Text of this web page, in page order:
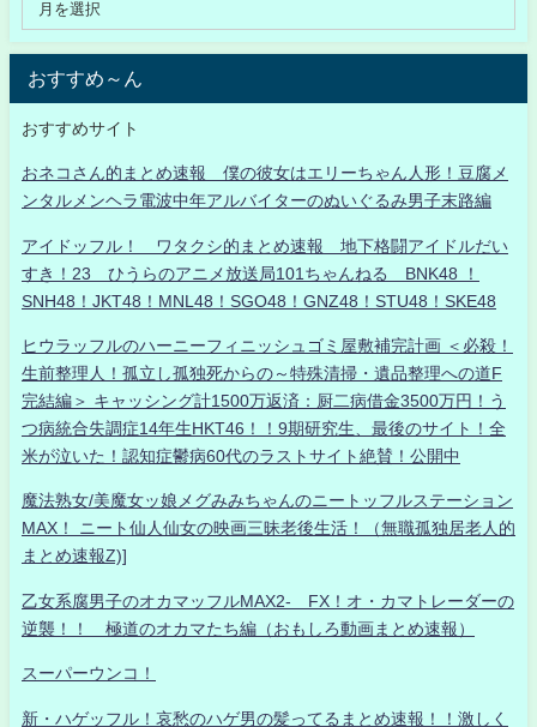
おすすめ～ん
おすすめサイト
おネコさん的まとめ速報 僕の彼女はエリーちゃん人形！豆腐メ
ンタルメンヘラ電波中年アルバイターのぬいぐるみ男子末路編
アイドッフル！ ワタクシ的まとめ速報 地下格闘アイドルだい
すき！23 ひうらのアニメ放送局101ちゃんねる BNK48 ！
SNH48！JKT48！MNL48！SGO48！GNZ48！STU48！SKE48
ヒウラッフルのハーニーフィニッシュゴミ屋敷補完計画 ＜必殺！
生前整理人！孤立し孤独死からの～特殊清掃・遺品整理への道F
完結編＞ キャッシング計1500万返済：厨二病借金3500万円！う
つ病統合失調症14年生HKT46！！9期研究生、最後のサイト！全
米が泣いた！認知症鬱病60代のラストサイト絶賛！公開中
魔法熟女/美魔女ッ娘メグみみちゃんのニートッフルステーション
MAX！ ニート仙人仙女の映画三昧老後生活！（無職孤独居老人的
まとめ速報Z)]
乙女系腐男子のオカマッフルMAX2- FX！オ・カマトレーダーの
逆襲！！ 極道のオカマたち編（おもしろ動画まとめ速報）
スーパーウンコ！
新・ハゲッフル！哀愁のハゲ男の髪ってるまとめ速報！！激しく